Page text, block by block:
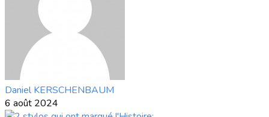
Daniel KERSCHENBAUM
6 août 2024